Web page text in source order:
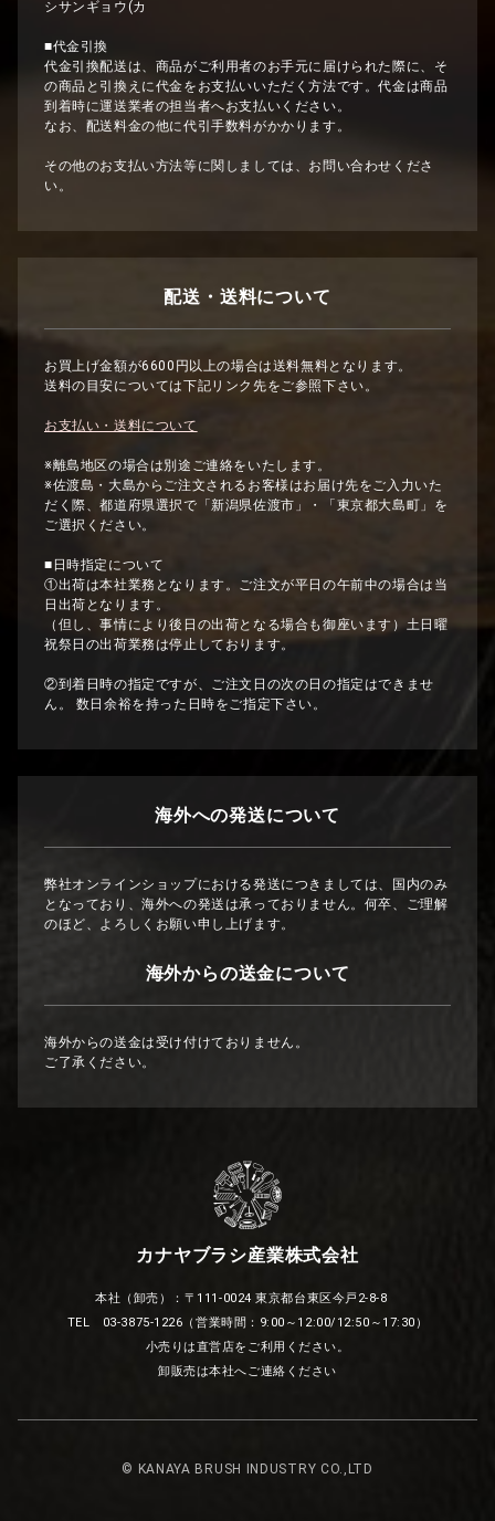
シサンギョウ(カ
■代金引換
代金引換配送は、商品がご利用者のお手元に届けられた際に、そ
の商品と引換えに代金をお支払いいただく方法です。代金は商品
到着時に運送業者の担当者へお支払いください。
なお、配送料金の他に代引手数料がかかります。
その他のお支払い方法等に関しましては、お問い合わせくださ
い。
配送・送料について
お買上げ金額が6600円以上の場合は送料無料となります。
送料の目安については下記リンク先をご参照下さい。
お支払い・送料について
※離島地区の場合は別途ご連絡をいたします。
※佐渡島・大島からご注文されるお客様はお届け先をご入力いた
だく際、都道府県選択で「新潟県佐渡市」・「東京都大島町」を
ご選択ください。
■日時指定について
①出荷は本社業務となります。ご注文が平日の午前中の場合は当
日出荷となります。
（但し、事情により後日の出荷となる場合も御座います）土日曜
祝祭日の出荷業務は停止しております。
②到着日時の指定ですが、ご注文日の次の日の指定はできませ
ん。 数日余裕を持った日時をご指定下さい。
海外への発送について
弊社オンラインショップにおける発送につきましては、国内のみ
となっており、海外への発送は承っておりません。何卒、ご理解
のほど、よろしくお願い申し上げます。
海外からの送金について
海外からの送金は受け付けておりません。
ご了承ください。
カナヤブラシ産業株式会社
本社（卸売）：〒111-0024 東京都台東区今戸2-8-8
TEL 03-3875-1226（営業時間：9:00～12:00/12:50～17:30）
小売りは直営店をご利用ください。
卸販売は本社へご連絡ください
© KANAYA BRUSH INDUSTRY CO.,LTD